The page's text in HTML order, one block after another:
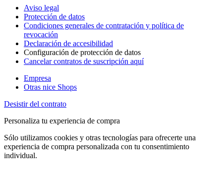
Aviso legal
Protección de datos
Condiciones generales de contratación y política de
revocación
Declaración de accesibilidad
Configuración de protección de datos
Cancelar contratos de suscripción aquí
Empresa
Otras nice Shops
Desistir del contrato
Personaliza tu experiencia de compra
Sólo utilizamos cookies y otras tecnologías para ofrecerte una
experiencia de compra personalizada con tu consentimiento
individual.